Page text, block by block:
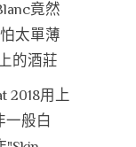
竟然
太單薄
的酒莊
2018用上
一般白